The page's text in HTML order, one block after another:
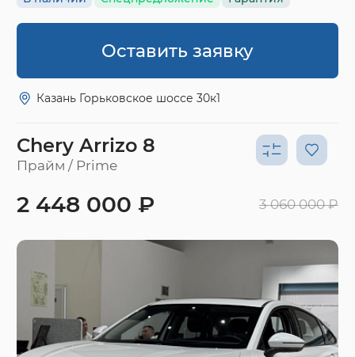
Оставить заявку
Казань Горьковское шоссе 30к1
Chery Arrizo 8
Прайм / Prime
2 448 000 ₽ 3 060 000 ₽